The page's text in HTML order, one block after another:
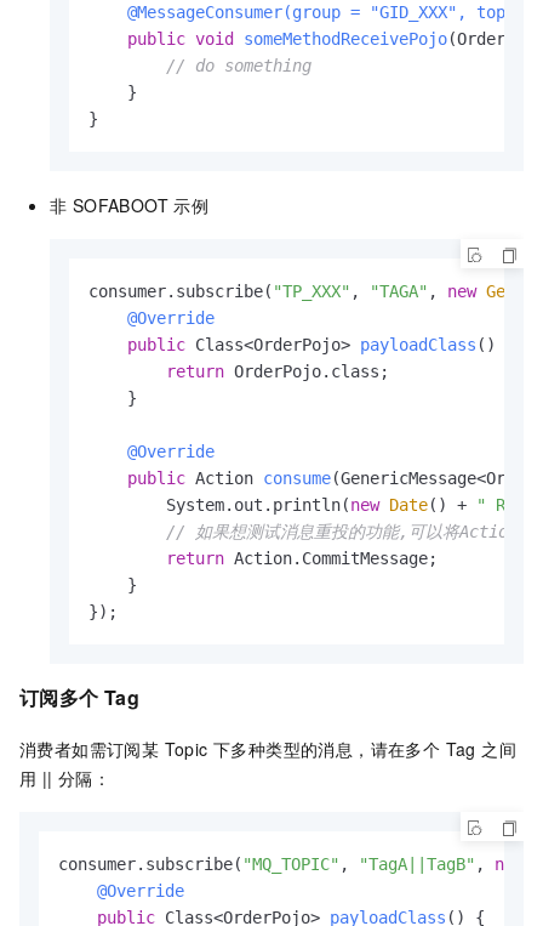
@MessageConsumer(group = "GID_XXX",
public void someMethodReceivePojo
// do something
    }
}
非 SOFABOOT 示例
consumer.subscribe( "TP_XXX" , "TAGA" , new
@Override
public Class<OrderPojo> payloadClass ()
return OrderPojo.class;
    }
@Override
public Action consume
        System.out.println(
new Date() +
"
// 如果想测试消息重投的功能,可以将
return Action.CommitMessage;
    }
});
订阅多个 Tag
消费者如需订阅某 Topic 下多种类型的消息，请在多个 Tag 之间
用 || 分隔：
consumer.subscribe( "MQ_TOPIC" , "TagA||TagB" , new
@Override
public Class<OrderPojo> payloadClass () {